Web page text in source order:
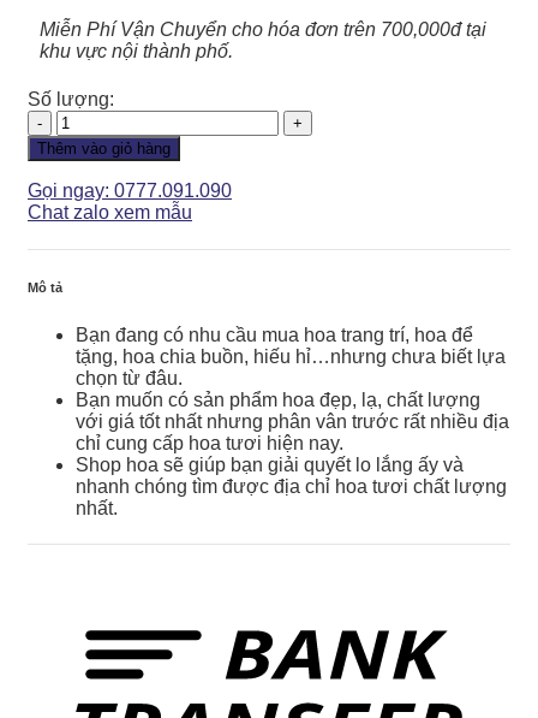
Miễn Phí Vận Chuyển cho hóa đơn trên 700,000đ tại
khu vực nội thành phố.
Số lượng:
Lan
Hồ
Điệp
-
LHD116
số
lượng
Thêm vào giỏ hàng
Gọi ngay: 0777.091.090
Chat zalo xem mẫu
Mô tả
Bạn đang có nhu cầu mua hoa trang trí, hoa để
tặng, hoa chia buồn, hiếu hỉ…nhưng chưa biết lựa
chọn từ đâu.
Bạn muốn có sản phẩm hoa đẹp, lạ, chất lượng
với giá tốt nhất nhưng phân vân trước rất nhiều địa
chỉ cung cấp hoa tươi hiện nay.
Shop hoa sẽ giúp bạn giải quyết lo lắng ấy và
nhanh chóng tìm được địa chỉ hoa tươi chất lượng
nhất.